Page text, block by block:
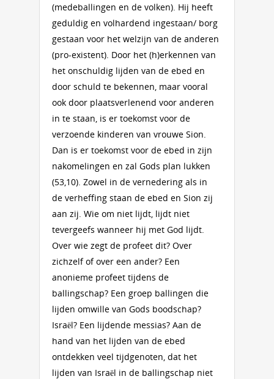
(medeballingen en de volken). Hij heeft
geduldig en volhardend ingestaan/ borg
gestaan voor het welzijn van de anderen
(pro-existent). Door het (h)erkennen van
het onschuldig lijden van de ebed en
door schuld te bekennen, maar vooral
ook door plaatsverlenend voor anderen
in te staan, is er toekomst voor de
verzoende kinderen van vrouwe Sion.
Dan is er toekomst voor de ebed in zijn
nakomelingen en zal Gods plan lukken
(53,10). Zowel in de vernedering als in
de verheffing staan de ebed en Sion zij
aan zij. Wie om niet lijdt, lijdt niet
tevergeefs wanneer hij met God lijdt.
Over wie zegt de profeet dit? Over
zichzelf of over een ander? Een
anonieme profeet tijdens de
ballingschap? Een groep ballingen die
lijden omwille van Gods boodschap?
Israël? Een lijdende messias? Aan de
hand van het lijden van de ebed
ontdekken veel tijdgenoten, dat het
lijden van Israël in de ballingschap niet